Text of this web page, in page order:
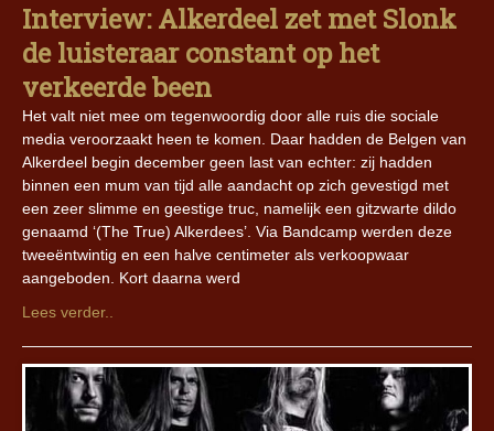
Interview: Alkerdeel zet met Slonk
de luisteraar constant op het
verkeerde been
Het valt niet mee om tegenwoordig door alle ruis die sociale
media veroorzaakt heen te komen. Daar hadden de Belgen van
Alkerdeel begin december geen last van echter: zij hadden
binnen een mum van tijd alle aandacht op zich gevestigd met
een zeer slimme en geestige truc, namelijk een gitzwarte dildo
genaamd ‘(The True) Alkerdees’. Via Bandcamp werden deze
tweeëntwintig en een halve centimeter als verkoopwaar
aangeboden. Kort daarna werd
Lees verder..